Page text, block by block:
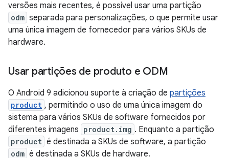
versões mais recentes, é possível usar uma partição
odm separada para personalizações, o que permite usar
uma única imagem de fornecedor para vários SKUs de
hardware.
Usar partições de produto e ODM
O Android 9 adicionou suporte à criação de partições
product , permitindo o uso de uma única imagem do
sistema para vários SKUs de software fornecidos por
diferentes imagens product.img . Enquanto a partição
product é destinada a SKUs de software, a partição
odm é destinada a SKUs de hardware.